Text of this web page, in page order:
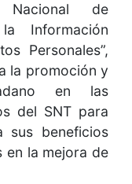
Nacional de
Información
Personales”,
la promoción y
en las
del SNT para
sus beneficios
en la mejora de